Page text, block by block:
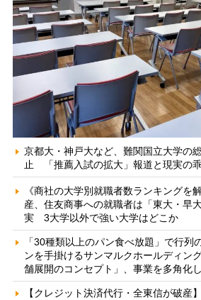
京都大・神戸大など、難関国立大学の
止 「推薦入試の拡大」報道と現実の
《商社の大学別就職者数ランキングを
産、住友商事への就職者は「東大・早
実 3大学以外で強い大学はどこか
「30種類以上のパン食べ放題」で行列
ンを手掛けるサンマルクホールディ
舗展開のコンセプト」、事業を多角化
【クレジット決済代行・全東信が破産